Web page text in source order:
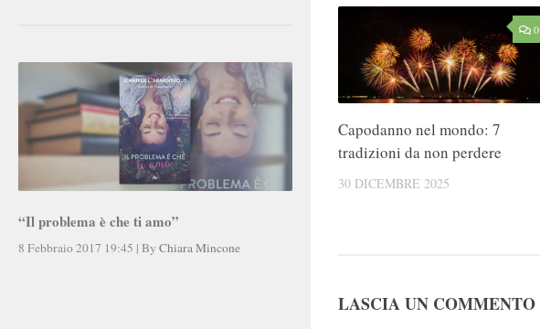
0
Capodanno nel mondo: 7
tradizioni da non perdere
30 DICEMBRE 2025
LASCIA UN COMMENTO
“Il problema è che ti amo”
8 Febbraio 2017 19:45 | By Chiara Mincone